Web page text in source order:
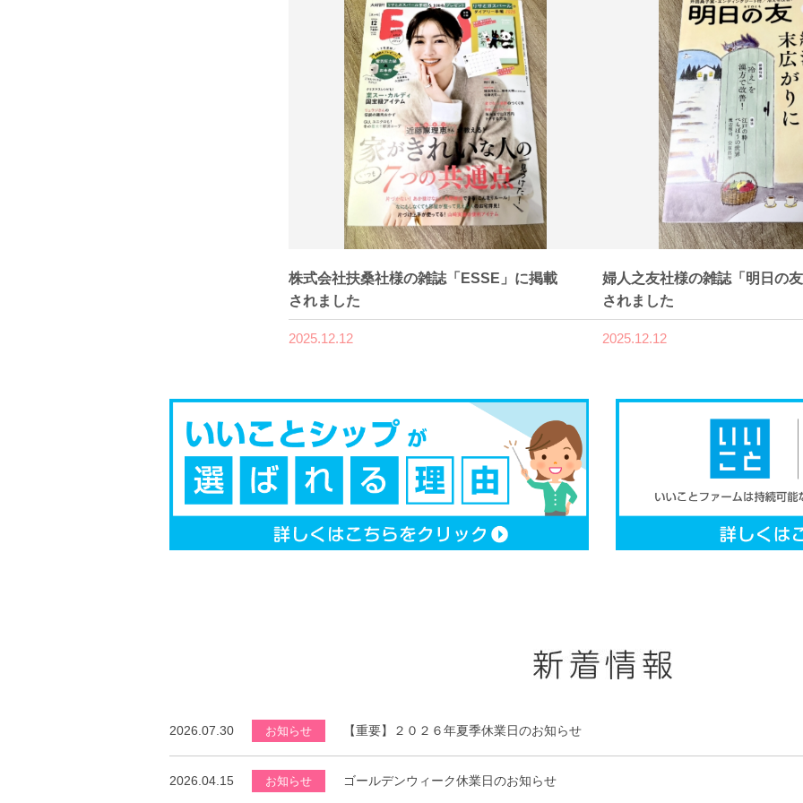
株式会社扶桑社様の雑誌「ESSE」に掲載
されました
2025.12.12
婦人之友社様の雑誌「明日の
されました
2025.12.12
2026.07.30 お知らせ 【重要】２０２６年夏季休業日のお知らせ
2026.04.15 お知らせ ゴールデンウィーク休業日のお知らせ